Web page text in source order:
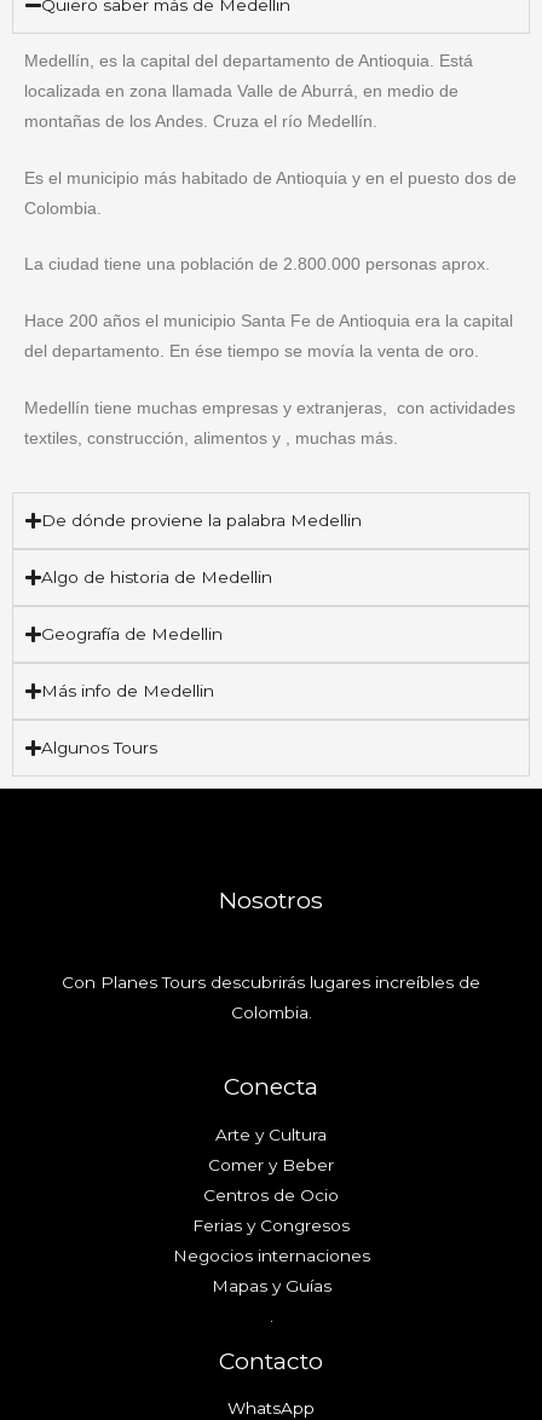
Quiero saber más de Medellin
Medellín, es la capital del departamento de Antioquia. Está
localizada en zona llamada Valle de Aburrá, en medio de
montañas de los Andes. Cruza el río Medellín.
Es el municipio más habitado de Antioquia y en el puesto dos de
Colombia.
La ciudad tiene una población de 2.800.000 personas aprox.
Hace 200 años el municipio Santa Fe de Antioquia era la capital
del departamento. En ése tiempo se movía la venta de oro.
Medellín tiene muchas empresas y extranjeras, ​ con actividades
textiles, construcción, alimentos y , muchas más.
De dónde proviene la palabra Medellin
Algo de historia de Medellin
Geografía de Medellin
Más info de Medellin
Algunos Tours
Nosotros
Con Planes Tours descubrirás lugares increíbles de
Colombia.
Conecta
Arte y Cultura
Comer y Beber
Centros de Ocio
Ferias y Congresos
Negocios internaciones
Mapas y Guías
Contacto
WhatsApp